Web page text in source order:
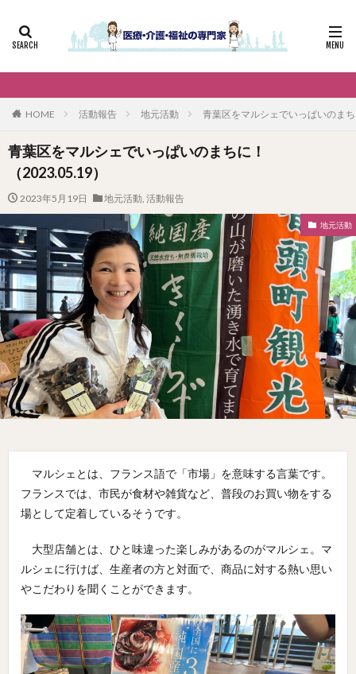
HOME 活動報告 地元活動 青葉区をマルシェでいっぱいのま
青葉区をマルシェでいっぱいのまちに！
（2023.05.19）
2023年5月19日 地元活動, 活動報告
地元活動
マルシェとは、フランス語で「市場」を意味する言葉です。
フランスでは、市民が食材や雑貨など、普段のお買い物をする
場として定着しているそうです。
大型店舗とは、ひと味違った楽しみがあるのがマルシェ。マ
ルシェに行けば、生産者の方と対面で、商品に対する熱い思い
やこだわりを聞くことができます。